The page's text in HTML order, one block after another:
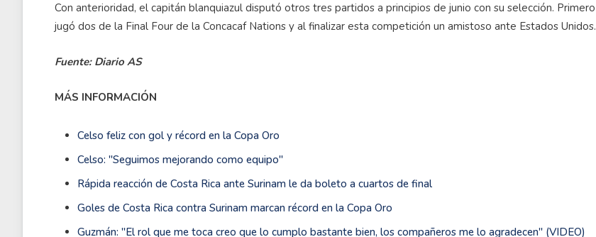
Con anterioridad, el capitán blanquiazul disputó otros tres partidos a principios de junio con su selección. Primero
jugó dos de la Final Four de la Concacaf Nations y al finalizar esta competición un amistoso ante Estados Unidos.
Fuente: Diario AS
MÁS INFORMACIÓN
Celso feliz con gol y récord en la Copa Oro
Celso: ''Seguimos mejorando como equipo''
Rápida reacción de Costa Rica ante Surinam le da boleto a cuartos de final
Goles de Costa Rica contra Surinam marcan récord en la Copa Oro
Guzmán: ''El rol que me toca creo que lo cumplo bastante bien, los compañeros me lo agradecen'' (VIDEO)